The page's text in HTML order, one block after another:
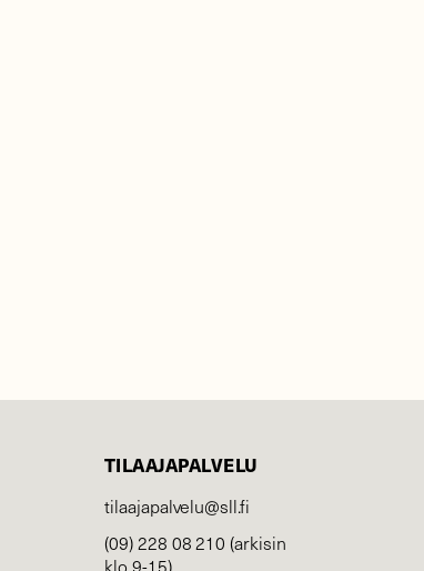
TILAAJAPALVELU
tilaajapalvelu@sll.fi
(09) 228 08 210 (arkisin
klo 9-15)